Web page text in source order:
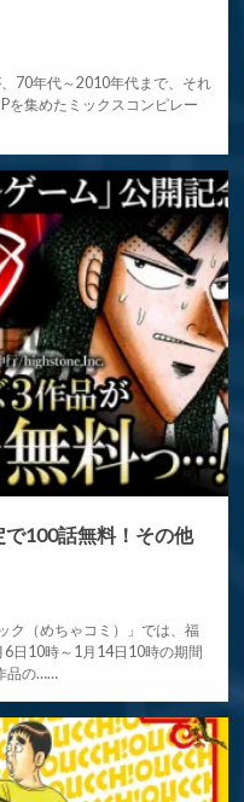
70年代～2010年代まで、それ
を集めたミックスコンピレー
で100話無料！その他
ク（めちゃコミ）」では、福
日10時～1月14日10時の期間
品の……